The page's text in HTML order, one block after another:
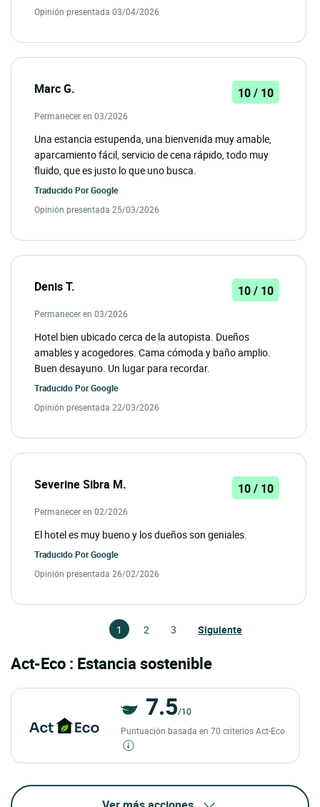
Opinión presentada 03/04/2026
Marc G. 10 / 10
Permanecer en 03/2026
Una estancia estupenda, una bienvenida muy amable,
aparcamiento fácil, servicio de cena rápido, todo muy
fluido, que es justo lo que uno busca.
Traducido PorGoogle
Opinión presentada 25/03/2026
Denis T. 10 / 10
Permanecer en 03/2026
Hotel bien ubicado cerca de la autopista. Dueños
amables y acogedores. Cama cómoda y baño amplio.
Buen desayuno. Un lugar para recordar.
Traducido PorGoogle
Opinión presentada 22/03/2026
Severine Sibra M. 10 / 10
Permanecer en 02/2026
El hotel es muy bueno y los dueños son geniales.
Traducido PorGoogle
Opinión presentada 26/02/2026
1 2 3 Siguiente
Act-Eco : Estancia sostenible
7.5/10
Puntuación basada en 70 criterios Act-Eco